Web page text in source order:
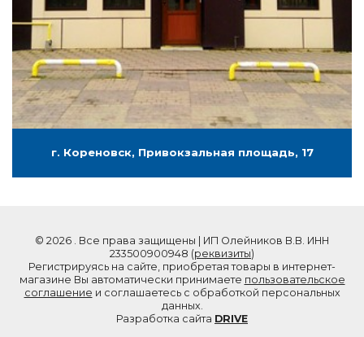
г. Кореновск, Привокзальная площадь, 17
© 2026 . Все права защищены | ИП Олейников В.В. ИНН
233500900948 (реквизиты)
Регистрируясь на сайте, приобретая товары в интернет-
магазине Вы автоматически принимаете пользовательское
соглашение и соглашаетесь с обработкой персональных
данных.
Разработка сайта DRIVE